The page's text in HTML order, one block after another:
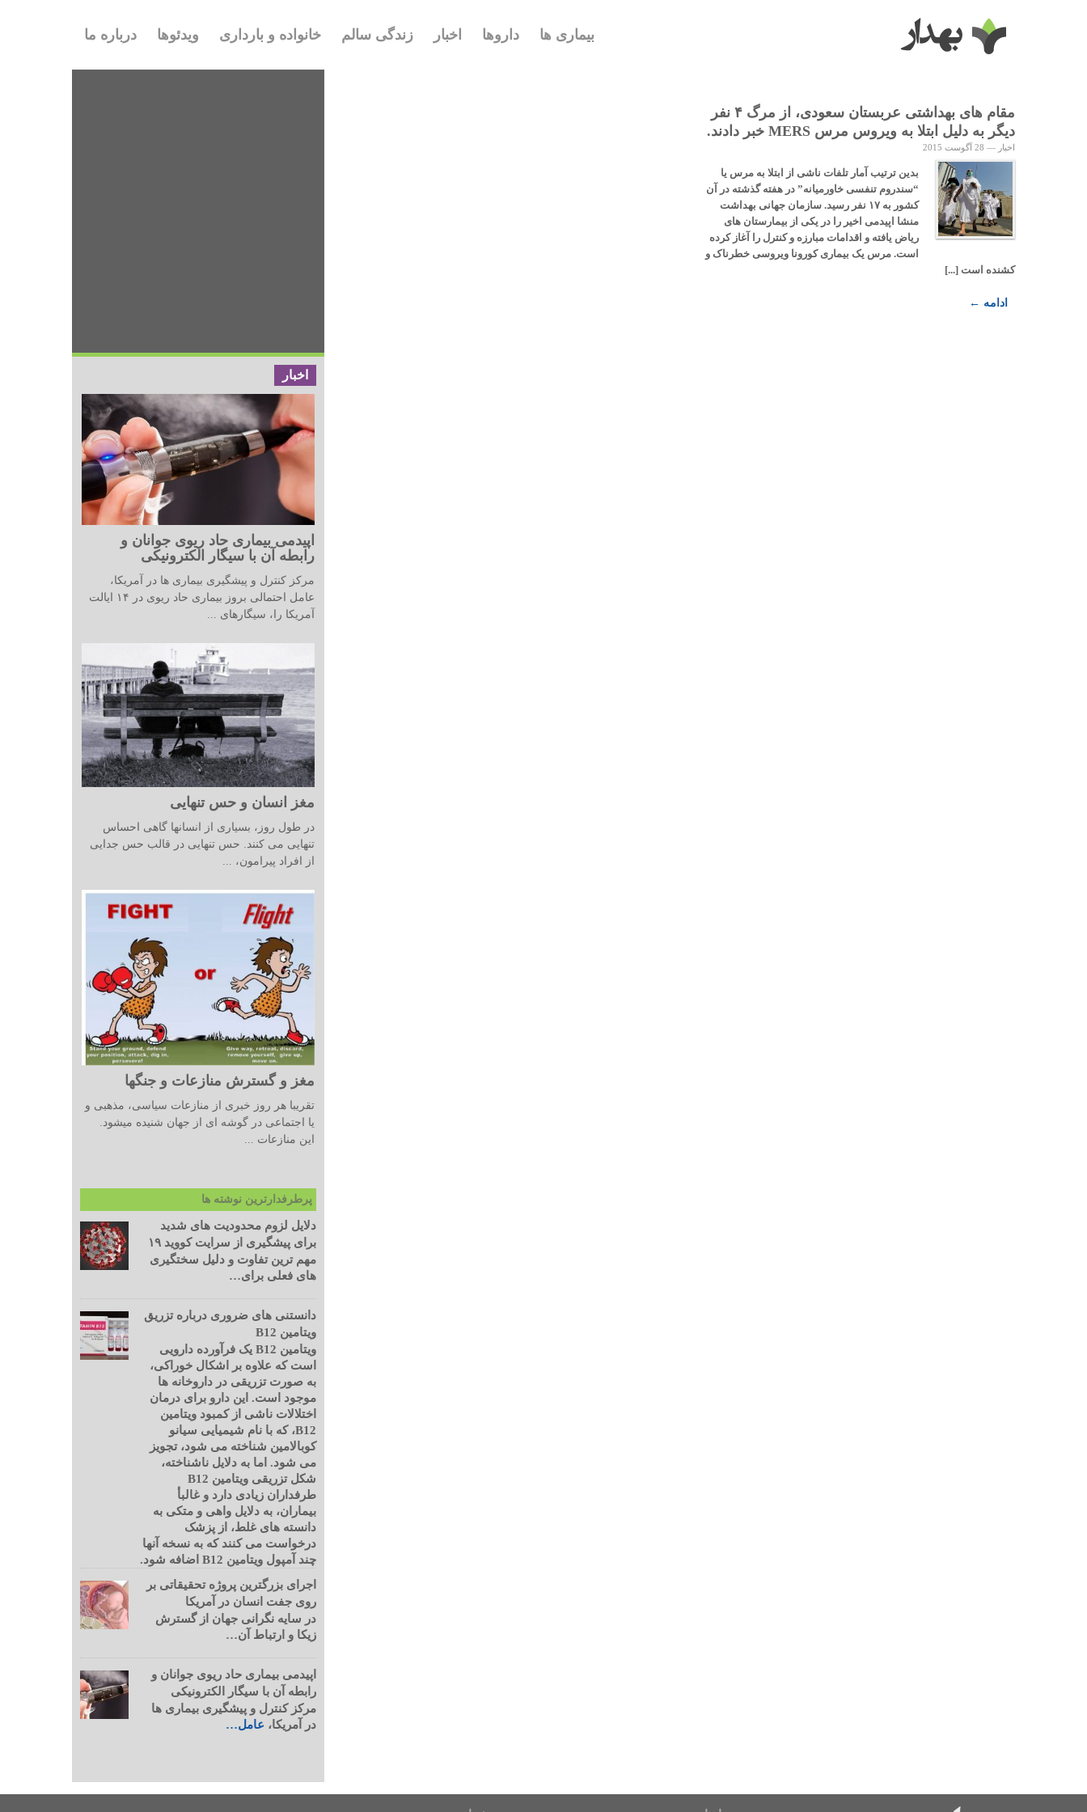
بیماری ها داروها اخبار زندگی سالم خانواده و بارداری ویدئوها درباره ما
مقام های بهداشتی عربستان سعودی، از مرگ ۴ نفر
دیگر به دلیل ابتلا به ویروس مرس MERS خبر دادند.
اخبار — 28 آگوست 2015
بدین ترتیب آمار تلفات ناشی از ابتلا به مرس یا
“سندروم تنفسی خاورمیانه” در هفته گذشته در آن
کشور به ۱۷ نفر رسید. سازمان جهانی بهداشت
منشا اپیدمی اخیر را در یکی از بیمارستان های
ریاض یافته و اقدامات مبارزه و کنترل را آغاز کرده
است. مرس یک بیماری کورونا ویروسی خطرناک و
کشنده است [...]
ادامه ←
اخبار
اپیدمی بیماری حاد ریوی جوانان و
رابطه آن با سیگار الکترونیکی
مرکز کنترل و پیشگیری بیماری ها در آمریکا،
عامل احتمالی بروز بیماری حاد ریوی در ۱۴ ایالت
آمریکا را، سیگارهای ...
مغز انسان و حس تنهایی
در طول روز، بسیاری از انسانها گاهی احساس
تنهایی می کنند. حس تنهایی در قالب حس جدایی
از افراد پیرامون، ...
مغز و گسترش منازعات و جنگها
تقریبا هر روز خبری از منازعات سیاسی، مذهبی و
یا اجتماعی در گوشه ای از جهان شنیده میشود.
این منازعات ...
پرطرفدارترین نوشته ها
دلایل لزوم محدودیت های شدید
برای پیشگیری از سرایت کووید ۱۹
مهم ترین تفاوت و دلیل سختگیری
های فعلی برای…
دانستنی های ضروری درباره تزریق
ویتامین B12
ویتامین B12 یک فرآورده دارویی
است که علاوه بر اشکال خوراکی،
به صورت تزریقی در داروخانه ها
موجود است. این دارو برای درمان
اختلالات ناشی از کمبود ویتامین
B12، که با نام شیمیایی سیانو
کوبالامین شناخته می شود، تجویز
می شود. اما به دلایل ناشناخته،
شکل تزریقی ویتامین B12
طرفداران زیادی دارد و غالبأ
بیماران، به دلایل واهی و متکی به
دانسته های غلط، از پزشک
درخواست می کنند که به نسخه آنها
چند آمپول ویتامین B12 اضافه شود.
اجرای بزرگترین پروژه تحقیقاتی بر
روی جفت انسان در آمریکا
در سایه نگرانی جهان از گسترش
زیکا و ارتباط آن…
اپیدمی بیماری حاد ریوی جوانان و
رابطه آن با سیگار الکترونیکی
مرکز کنترل و پیشگیری بیماری ها
در آمریکا، عامل…